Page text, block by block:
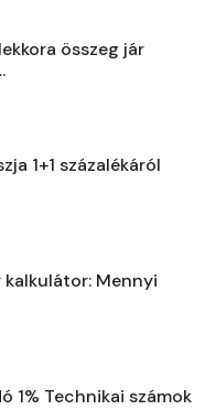
összeg jár
1+1 százalékáról
kalkulátor: Mennyi
1% Technikai számok